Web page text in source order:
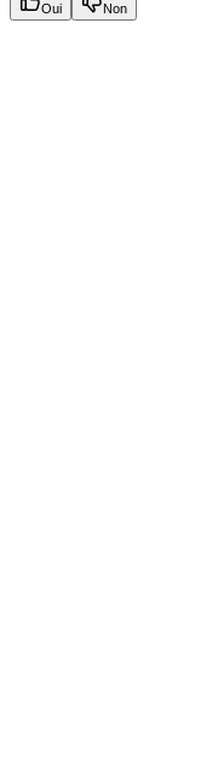
Oui Non